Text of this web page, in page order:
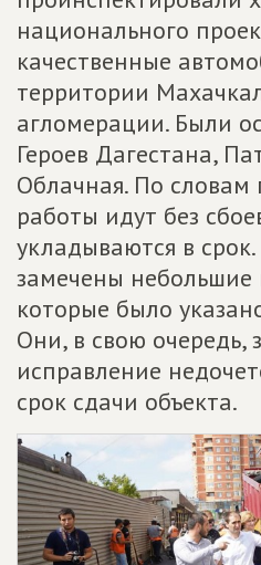
национального
качественные
территории
агломерации. Были
Героев Дагестана,
Облачная. По словам
работы идут без
укладываются в
замечены небольшие
которые было
Они, в свою очередь,
исправление
срок сдачи объекта.